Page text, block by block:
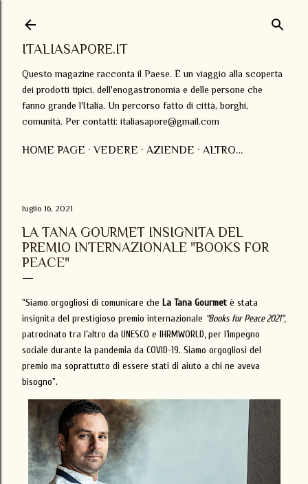
ITALIASAPORE.IT
Questo magazine racconta il Paese. È un viaggio alla scoperta
dei prodotti tipici, dell'enogastronomia e delle persone che
fanno grande l'Italia. Un percorso fatto di città, borghi,
comunità. Per contatti: italiasapore@gmail.com
HOME PAGE VEDERE AZIENDE ALTRO…
luglio 16, 2021
LA TANA GOURMET INSIGNITA DEL
PREMIO INTERNAZIONALE "BOOKS FOR
PEACE"
"Siamo orgogliosi di comunicare che La Tana Gourmet è stata
insignita del prestigioso premio internazionale “Books for Peace 2021”,
patrocinato tra l’altro da UNESCO e IHRMWORLD, per l’impegno
sociale durante la pandemia da COVID-19. Siamo orgogliosi del
premio ma soprattutto di essere stati di aiuto a chi ne aveva
bisogno".